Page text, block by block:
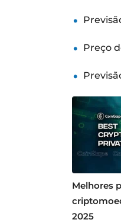
Preço
Melhores
2025